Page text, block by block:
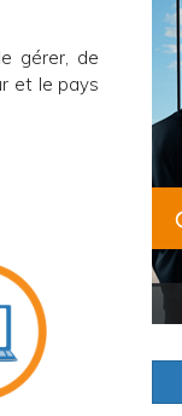
gérer, de
et le pays